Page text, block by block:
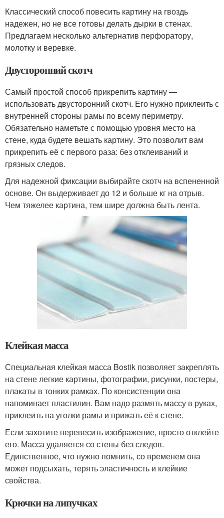
Классический способ повесить картину на гвоздь
надежен, но не все готовы делать дырки в стенах.
Предлагаем несколько альтернатив перфоратору,
молотку и веревке.
Двусторонний скотч
Самый простой способ прикрепить картину —
использовать двусторонний скотч. Его нужно приклеить с
внутренней стороны рамы по всему периметру.
Обязательно наметьте с помощью уровня место на
стене, куда будете вешать картину. Это позволит вам
прикрепить её с первого раза: без отклеиваний и
грязных следов.
Для надежной фиксации выбирайте скотч на вспененной
основе. Он выдерживает до 12 и больше кг на отрыв.
Чем тяжелее картина, тем шире должна быть лента.
Клейкая масса
Специальная клейкая масса Bostik позволяет закреплять
на стене легкие картины, фотографии, рисунки, постеры,
плакаты в тонких рамках. По консистенции она
напоминает пластилин. Вам надо размять массу в руках,
приклеить на уголки рамы и прижать её к стене.
Если захотите перевесить изображение, просто отклейте
его. Масса удаляется со стены без следов.
Единственное, что нужно помнить, со временем она
может подсыхать, терять эластичность и клейкие
свойства.
Крючки на липучках